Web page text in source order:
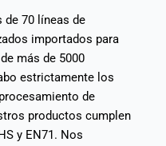
70 líneas de
importados para
más de 5000
estrictamente los
de
productos cumplen
y EN71. Nos